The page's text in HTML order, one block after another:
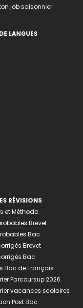
job saisonnier
LANGUES
RÉVISIONS
et Méthodo
Brevet
Bac
Brevet
Bac
Bac de Français
Parcoursup 2026
vacances scolaires
Post Bac